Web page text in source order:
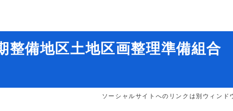
整備地区土地区画整理準備組
ソーシャルサイトへのリンクは別ウィンド